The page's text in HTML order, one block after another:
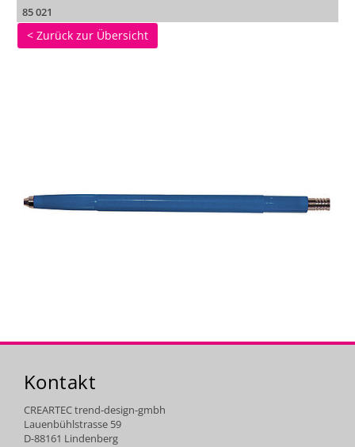
85 021
< Zurück zur Übersicht
Kontakt
CREARTEC trend-design-gmbh
Lauenbühlstrasse 59
D-88161 Lindenberg